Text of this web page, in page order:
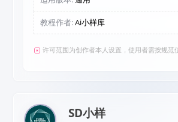
教程作者:Ai小样库
许可范围为创作者本人设置，使用者需按规范
SD小样